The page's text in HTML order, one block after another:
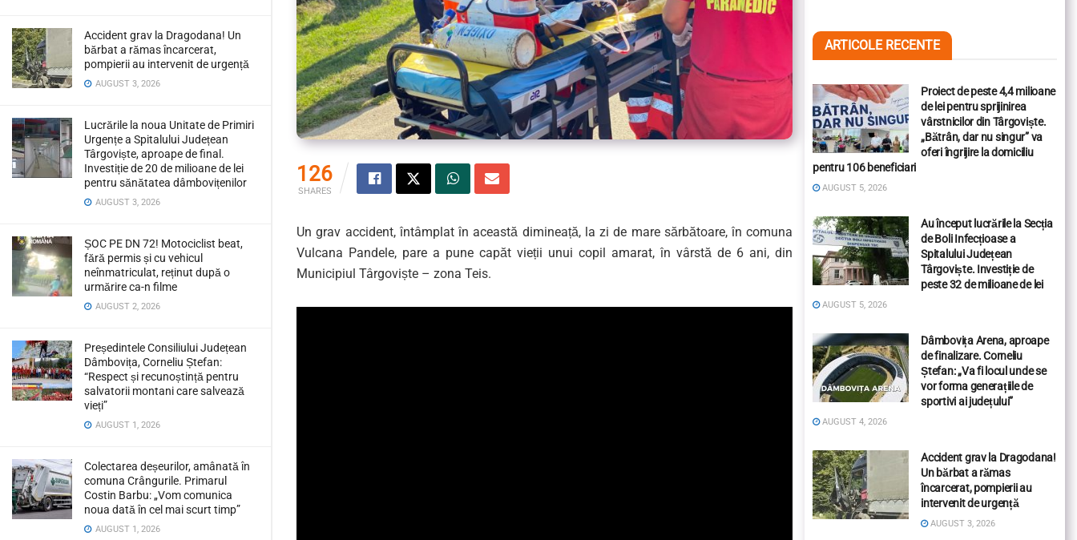
Accident grav la Dragodana! Un
bărbat a rămas încarcerat,
pompierii au intervenit de urgență
AUGUST 3, 2026
Lucrările la noua Unitate de Primiri
Urgențe a Spitalului Județean
Târgoviște, aproape de final.
Investiție de 20 de milioane de lei
pentru sănătatea dâmbovițenilor
AUGUST 3, 2026
ȘOC PE DN 72! Motociclist beat,
fără permis și cu vehicul
neînmatriculat, reținut după o
urmărire ca-n filme
AUGUST 2, 2026
Președintele Consiliului Județean
Dâmbovița, Corneliu Ștefan:
“Respect și recunoștință pentru
salvatorii montani care salvează
vieți”
AUGUST 1, 2026
Colectarea deșeurilor, amânată în
comuna Crângurile. Primarul
Costin Barbu: „Vom comunica
noua dată în cel mai scurt timp”
AUGUST 1, 2026
126
SHARES
Un grav accident, întâmplat în această dimineață, la zi de mare sărbătoare, în comuna
Vulcana Pandele, pare a pune capăt vieții unui copil amarat, în vârstă de 6 ani, din
Municipiul Târgoviște – zona Teis.
ARTICOLE RECENTE
Proiect de peste 4,4 milioane
de lei pentru sprijinirea
vârstnicilor din Târgoviște.
„Bătrân, dar nu singur” va
oferi îngrijire la domiciliu
pentru 106 beneficiari
AUGUST 5, 2026
Au început lucrările la Secția
de Boli Infecțioase a
Spitalului Județean
Târgoviște. Investiție de
peste 32 de milioane de lei
AUGUST 5, 2026
Dâmbovița Arena, aproape
de finalizare. Corneliu
Ștefan: „Va fi locul unde se
vor forma generațiile de
sportivi ai județului”
AUGUST 4, 2026
Accident grav la Dragodana!
Un bărbat a rămas
încarcerat, pompierii au
intervenit de urgență
AUGUST 3, 2026